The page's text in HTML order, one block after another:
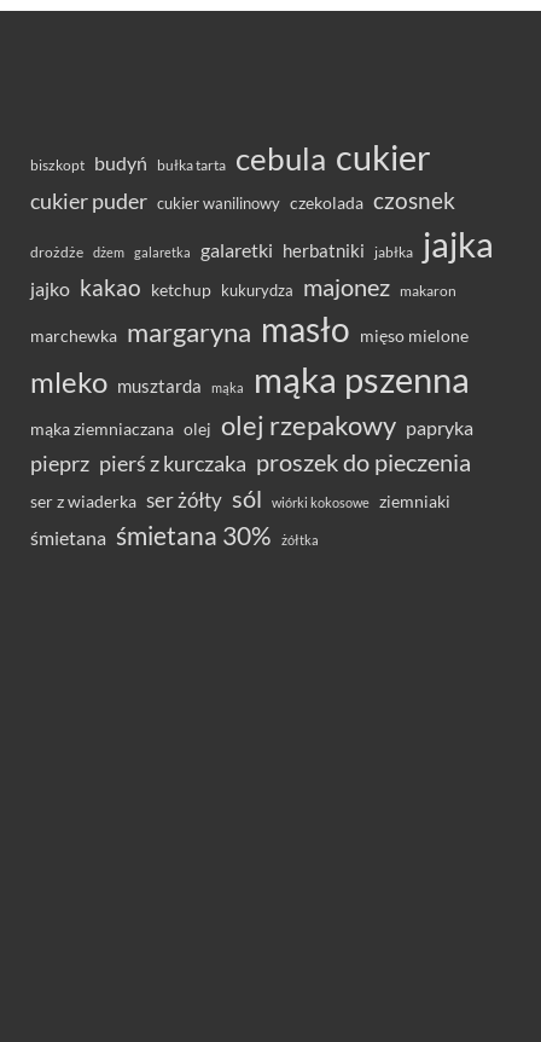
biszkopt budyń bułka tarta cebula cukier
cukier puder cukier wanilinowy czekolada czosnek
drożdże dżem galaretka galaretki herbatniki jabłka jajka
jajko kakao ketchup kukurydza majonez makaron
marchewka margaryna masło mięso mielone
mleko musztarda mąka mąka pszenna
mąka ziemniaczana olej olej rzepakowy papryka
pieprz pierś z kurczaka proszek do pieczenia
ser z wiaderka ser żółty sól wiórki kokosowe ziemniaki
śmietana śmietana 30% żółtka